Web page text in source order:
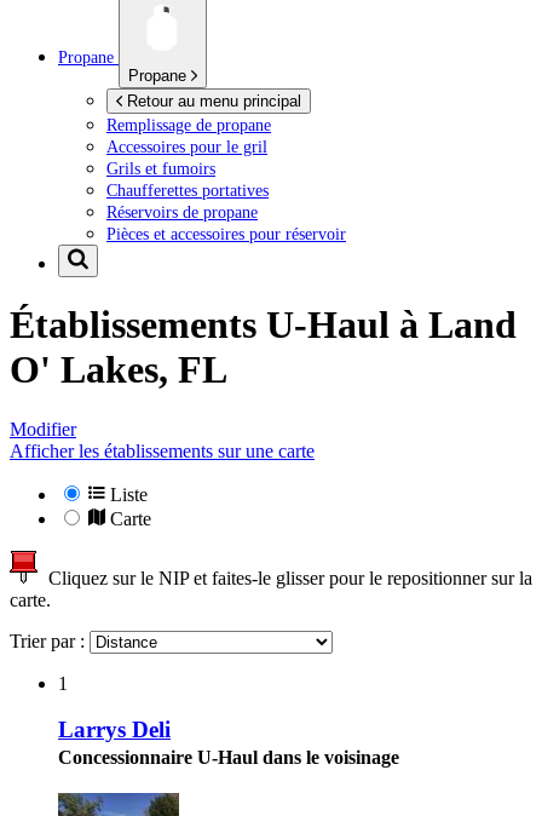
Propane
Propane
Retour au menu principal
Remplissage de propane
Accessoires pour le gril
Grils et fumoirs
Chaufferettes portatives
Réservoirs de propane
Pièces et accessoires pour réservoir
Établissements U-Haul à Land
O' Lakes, FL
Modifier
Afficher les établissements sur une carte
Liste
Carte
Cliquez sur le NIP et faites-le glisser pour le repositionner sur la
carte.
Trier par :
1
Larrys Deli
Concessionnaire U-Haul dans le voisinage